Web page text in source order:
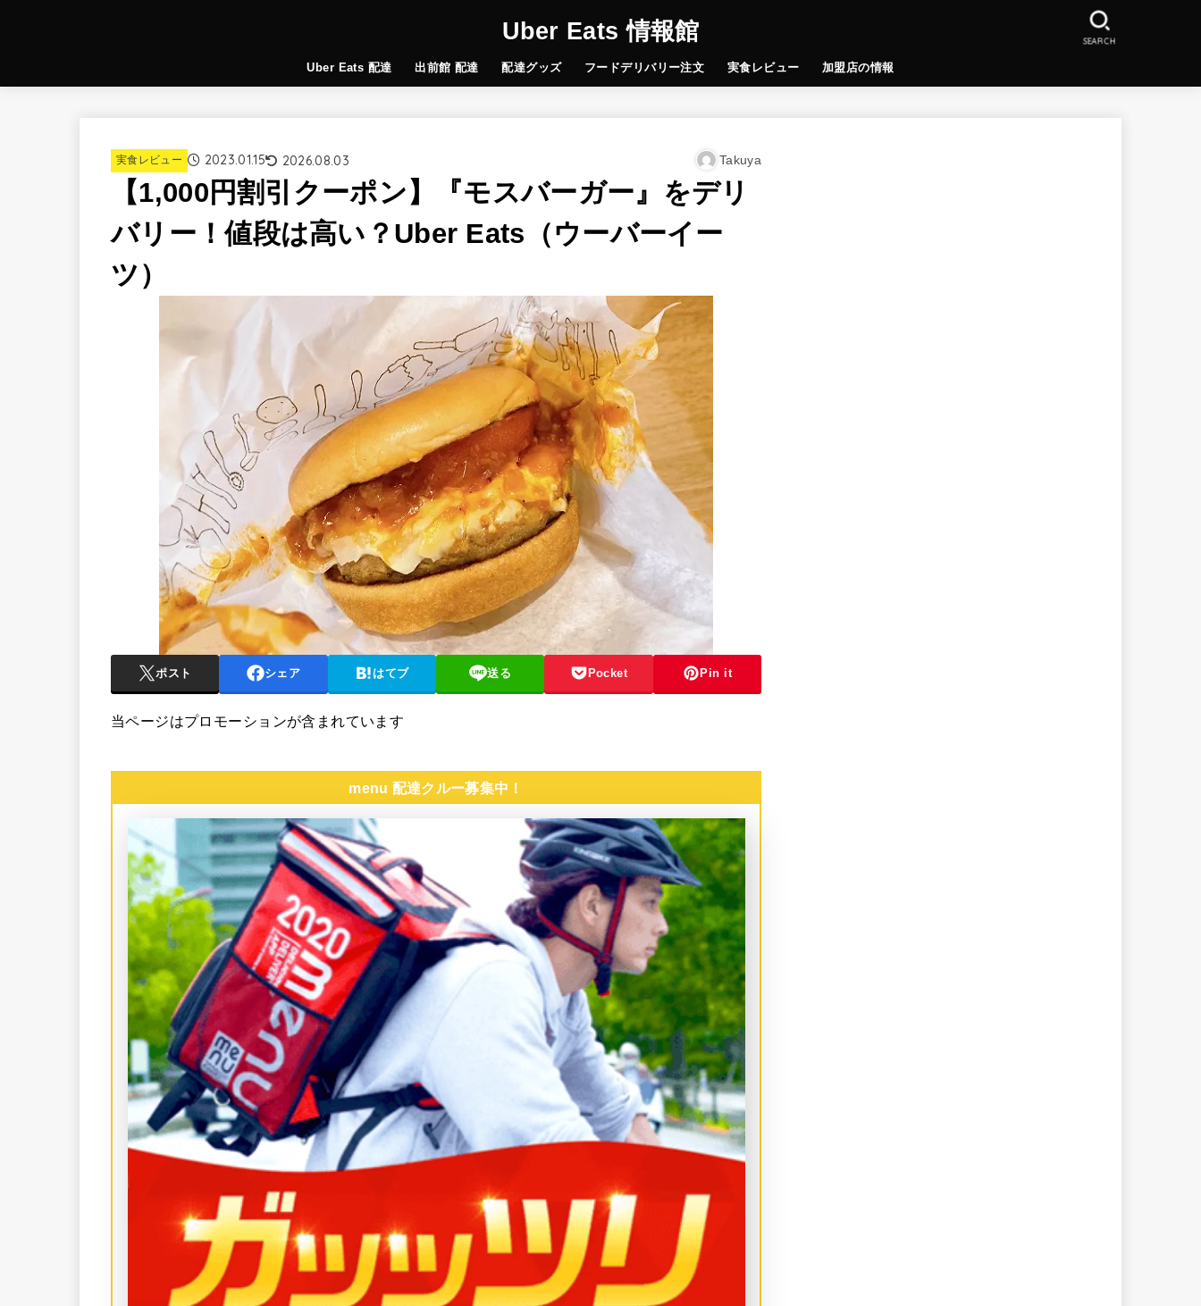
Uber Eats 情報館
Uber Eats 配達 出前館 配達 配達グッズ フードデリバリー注文 実食レビュー 加盟店の情報
SEARCH
実食レビュー 2023.01.15 2026.08.03 Takuya
【1,000円割引クーポン】『モスバーガー』をデリ
バリー！値段は高い？Uber Eats（ウーバーイー
ツ）
ポスト シェア はてブ 送る Pocket Pin it
当ページはプロモーションが含まれています
menu 配達クルー募集中！